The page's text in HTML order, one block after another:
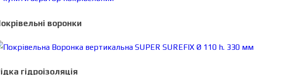
воронки
гідроізоляція